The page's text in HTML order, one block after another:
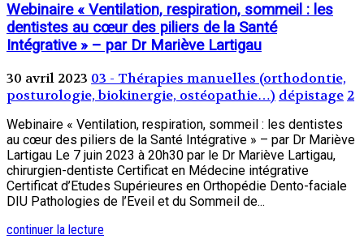
Webinaire « Ventilation, respiration, sommeil : les
dentistes au cœur des piliers de la Santé
Intégrative » – par Dr Mariève Lartigau
30 avril 2023 03 - Thérapies manuelles (orthodontie,
posturologie, biokinergie, ostéopathie…) dépistage 2
Webinaire « Ventilation, respiration, sommeil : les dentistes
au cœur des piliers de la Santé Intégrative » – par Dr Mariève
Lartigau Le 7 juin 2023 à 20h30 par le Dr Mariève Lartigau,
chirurgien-dentiste Certificat en Médecine intégrative
Certificat d’Etudes Supérieures en Orthopédie Dento-faciale
DIU Pathologies de l’Eveil et du Sommeil de...
continuer la lecture